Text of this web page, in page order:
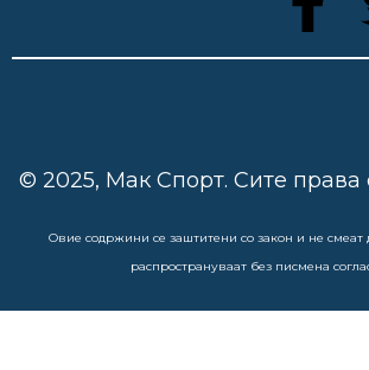
© 2025, Мак Спорт. Сите права
Овие содржини се заштитени со закон и не смеат
распространуваат без писмена